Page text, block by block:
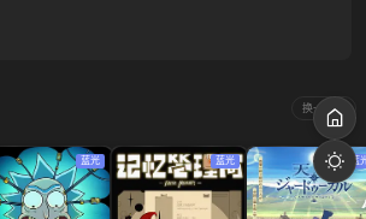
换一换
蓝光 蓝光 蓝